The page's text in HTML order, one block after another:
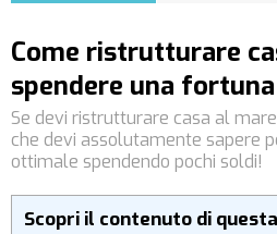
Come ristrutturare
spendere una fortuna
Se devi ristrutturare casa al
che devi assolutamente sapere
ottimale spendendo pochi soldi!
Scopri il contenuto di